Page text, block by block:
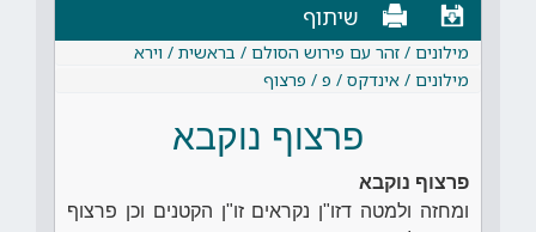
שיתוף
מילונים / זהר עם פירוש הסולם / בראשית / וירא
מילונים / אינדקס / פ / פרצוף
פרצוף נוקבא
פרצוף נוקבא
ומחזה ולמטה דזו"ן נקראים זו"ן הקטנים וכן פרצוף